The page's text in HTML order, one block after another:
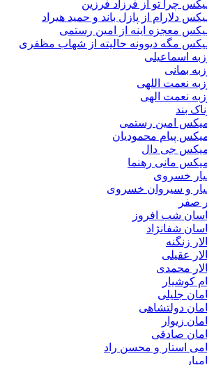
از فرزاد فرزین
از پازل باند و حمید هیراد
اینه از امین رستمی
دیوونه حالیته از شهاب مظفری
اللهی
الهی
رستمی
محمودیان
دال
رهنما
خسروی
و محسن راد